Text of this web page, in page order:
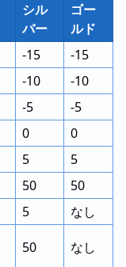
シル
バー
ゴー
ルド
-15
-15
-10
-10
-5
-5
0
0
5
5
50
50
5
なし
50 なし